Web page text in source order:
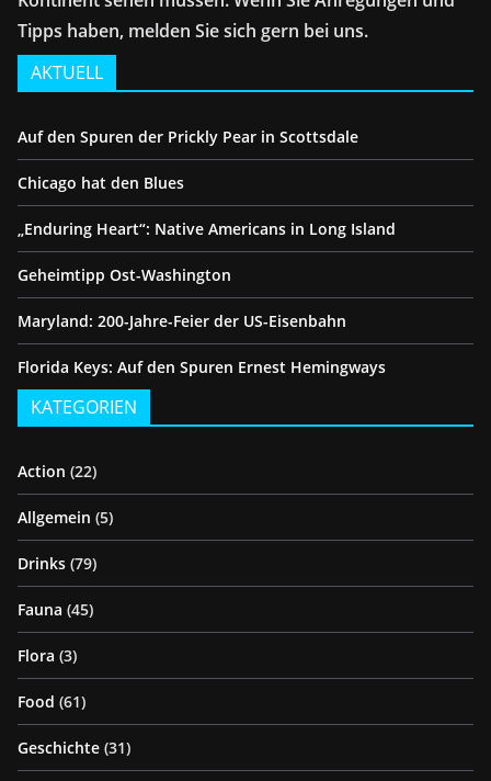
Tipps haben, melden Sie sich gern bei uns.
AKTUELL
Auf den Spuren der Prickly Pear in Scottsdale
Chicago hat den Blues
„Enduring Heart“: Native Americans in Long Island
Geheimtipp Ost-Washington
Maryland: 200-Jahre-Feier der US-Eisenbahn
Florida Keys: Auf den Spuren Ernest Hemingways
KATEGORIEN
Action (22)
Allgemein (5)
Drinks (79)
Fauna (45)
Flora (3)
Food (61)
Geschichte (31)